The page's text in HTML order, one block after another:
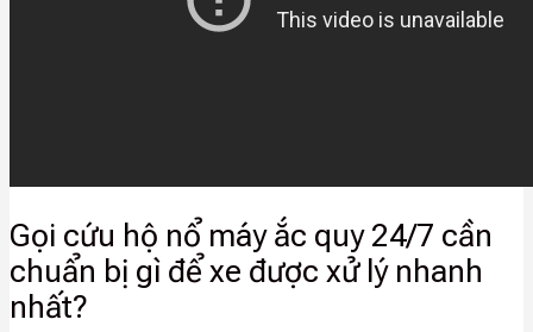
Gọi cứu hộ nổ máy ắc quy 24/7 cần
chuẩn bị gì để xe được xử lý nhanh
nhất?